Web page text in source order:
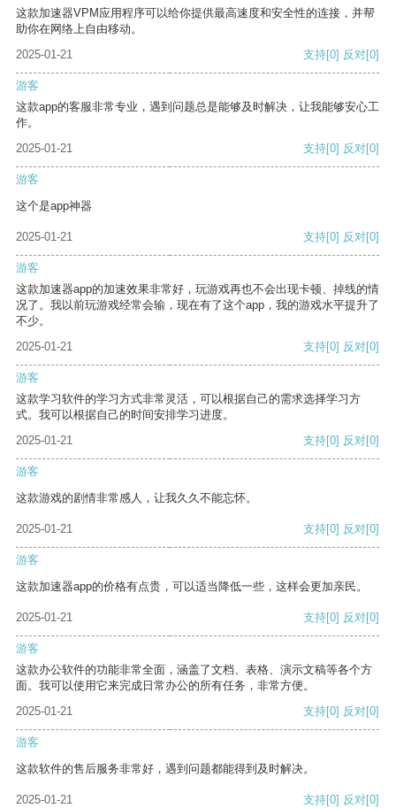
这款加速器VPM应用程序可以给你提供最高速度和安全性的连接，并帮
助你在网络上自由移动。
2025-01-21
支持[0] 反对[0]
游客
这款app的客服非常专业，遇到问题总是能够及时解决，让我能够安心工
作。
2025-01-21
支持[0] 反对[0]
游客
这个是app神器
2025-01-21 支持[0] 反对[0]
游客
这款加速器app的加速效果非常好，玩游戏再也不会出现卡顿、掉线的情
况了。我以前玩游戏经常会输，现在有了这个app，我的游戏水平提升了
不少。
2025-01-21
支持[0] 反对[0]
游客
这款学习软件的学习方式非常灵活，可以根据自己的需求选择学习方
式。我可以根据自己的时间安排学习进度。
2025-01-21
支持[0] 反对[0]
游客
这款游戏的剧情非常感人，让我久久不能忘怀。
2025-01-21 支持[0] 反对[0]
游客
这款加速器app的价格有点贵，可以适当降低一些，这样会更加亲民。
2025-01-21 支持[0] 反对[0]
游客
这款办公软件的功能非常全面，涵盖了文档、表格、演示文稿等各个方
面。我可以使用它来完成日常办公的所有任务，非常方便。
2025-01-21
支持[0] 反对[0]
游客
这款软件的售后服务非常好，遇到问题都能得到及时解决。
2025-01-21 支持[0] 反对[0]